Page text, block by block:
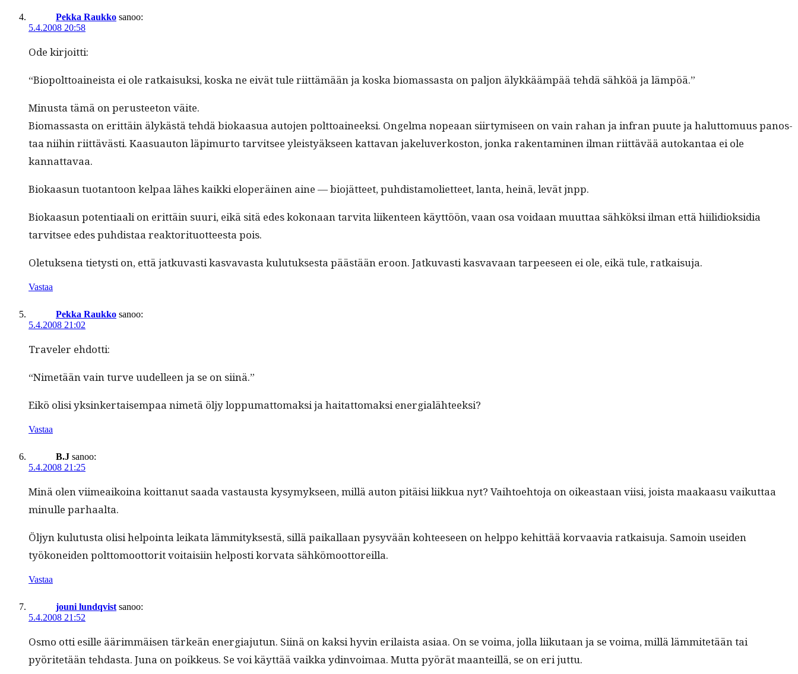
Pekka Raukko sanoo:
5.4.2008 20:58
Ode kir­joit­ti:
“Biopolt­toaineista ei ole ratkaisuk­si, kos­ka ne eivät tule riit­tämään ja kos­ka bio­mas­sas­ta on paljon älykkääm­pää tehdä sähköä ja lämpöä.”
Minus­ta tämä on perus­tee­ton väite.
Bio­mas­sas­ta on erit­täin älykästä tehdä biokaa­sua auto­jen polt­toaineek­si. Ongel­ma nopeaan siir­tymiseen on vain rahan ja infran puute ja halut­to­muus panos­
taa niihin riit­tävästi. Kaa­suau­ton läpimur­to tarvit­see yleistyäk­seen kat­ta­van jakelu­verkos­ton, jon­ka rak­en­t­a­mi­nen ilman riit­tävää autokan­taa ei ole
kannattavaa.
Biokaa­sun tuotan­toon kel­paa läh­es kaik­ki elop­eräi­nen aine — bio­jät­teet, puhdis­ta­moli­et­teet, lan­ta, heinä, lev­ät jnpp.
Biokaa­sun poten­ti­aali on erit­täin suuri, eikä sitä edes kokon­aan tarvi­ta liiken­teen käyt­töön, vaan osa voidaan muut­taa sähkök­si ilman että hiilid­iok­sidia
tarvit­see edes puhdis­taa reak­torituot­teesta pois.
Ole­tuk­se­na tietysti on, että jatku­vasti kas­vavas­ta kulu­tuk­ses­ta päästään eroon. Jatku­vasti kas­vavaan tarpeeseen ei ole, eikä tule, ratkaisuja.
Vastaa
Pekka Raukko sanoo:
5.4.2008 21:02
Trav­el­er ehdotti:
“Nimetään vain turve uudelleen ja se on siinä.”
Eikö olisi yksinker­taisem­paa nimetä öljy lop­pumat­tomak­si ja hai­tat­tomak­si energialähteeksi?
Vastaa
B.J sanoo:
5.4.2008 21:25
Minä olen viimeaikoina koit­tanut saa­da vas­taus­ta kysymyk­seen, mil­lä auton pitäisi liikkua nyt? Vai­h­toe­hto­ja on oikeas­t­aan viisi, joista maakaa­su vaikut­taa
min­ulle parhaalta.
Öljyn kulu­tus­ta olisi hel­poin­ta leika­ta läm­mi­tyk­ses­tä, sil­lä paikallaan pysyvään kohteeseen on help­po kehit­tää kor­vaavia ratkaisu­ja. Samoin usei­den
työkonei­den polt­to­moot­torit voitaisi­in hel­posti kor­va­ta sähkömoottoreilla.
Vastaa
jouni lundqvist sanoo:
5.4.2008 21:52
Osmo otti esille äärim­mäisen tärkeän ener­gia­ju­tun. Siinä on kak­si hyvin eri­laista asi­aa. On se voima, jol­la liiku­taan ja se voima, mil­lä läm­mitetään tai
pyöritetään tehdas­ta. Juna on poikkeus. Se voi käyt­tää vaik­ka ydin­voimaa. Mut­ta pyörät maan­teil­lä, se on eri juttu.